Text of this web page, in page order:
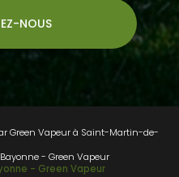
NOUS
Green Vapeur à Saint-Martin-de-
- Green Vapeur
- Green Vapeur